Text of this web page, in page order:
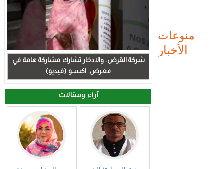
منوعات
الأخبار
شركة القرض. والادخار تشارك مشاركة هامة في
معرض. اكسبو (فيديو)
آراء ومقالات